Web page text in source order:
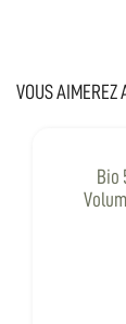
VOUS AIMEREZ
Bio